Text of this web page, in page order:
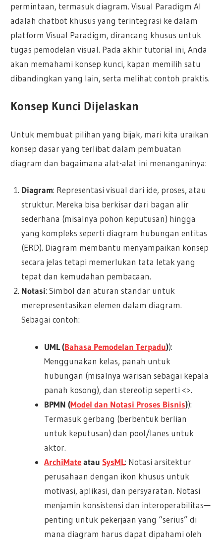
permintaan, termasuk diagram. Visual Paradigm AI
adalah chatbot khusus yang terintegrasi ke dalam
platform Visual Paradigm, dirancang khusus untuk
tugas pemodelan visual. Pada akhir tutorial ini, Anda
akan memahami konsep kunci, kapan memilih satu
dibandingkan yang lain, serta melihat contoh praktis.
Konsep Kunci Dijelaskan
Untuk membuat pilihan yang bijak, mari kita uraikan
konsep dasar yang terlibat dalam pembuatan
diagram dan bagaimana alat-alat ini menanganinya:
Diagram: Representasi visual dari ide, proses, atau
struktur. Mereka bisa berkisar dari bagan alir
sederhana (misalnya pohon keputusan) hingga
yang kompleks seperti diagram hubungan entitas
(ERD). Diagram membantu menyampaikan konsep
secara jelas tetapi memerlukan tata letak yang
tepat dan kemudahan pembacaan.
Notasi: Simbol dan aturan standar untuk
merepresentasikan elemen dalam diagram.
Sebagai contoh:
UML (Bahasa Pemodelan Terpadu)):
Menggunakan kelas, panah untuk
hubungan (misalnya warisan sebagai kepala
panah kosong), dan stereotip seperti <>.
BPMN (Model dan Notasi Proses Bisnis)):
Termasuk gerbang (berbentuk berlian
untuk keputusan) dan pool/lanes untuk
aktor.
ArchiMateatauSysML: Notasi arsitektur
perusahaan dengan ikon khusus untuk
motivasi, aplikasi, dan persyaratan. Notasi
menjamin konsistensi dan interoperabilitas—
penting untuk pekerjaan yang “serius” di
mana diagram harus dapat dipahami oleh